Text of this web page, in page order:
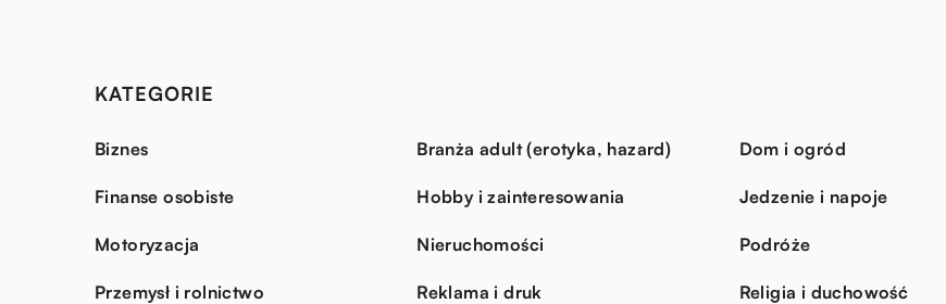
KATEGORIE
Biznes Branża adult (erotyka, hazard) Dom i ogród
Finanse osobiste Hobby i zainteresowania Jedzenie i napoje
Motoryzacja Nieruchomości Podróże
Przemysł i rolnictwo Reklama i druk Religia i duchowość